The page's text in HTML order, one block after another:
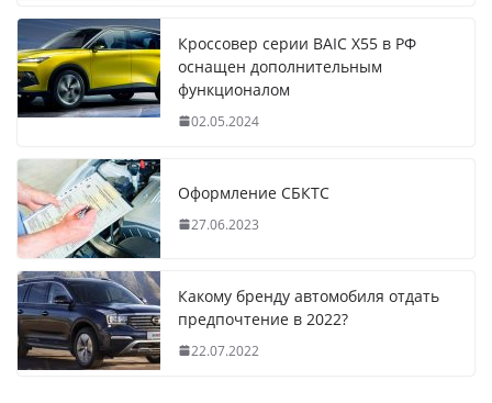
Кроссовер серии BAIC X55 в РФ
оснащен дополнительным
функционалом
02.05.2024
Оформление СБКТС
27.06.2023
Какому бренду автомобиля отдать
предпочтение в 2022?
22.07.2022